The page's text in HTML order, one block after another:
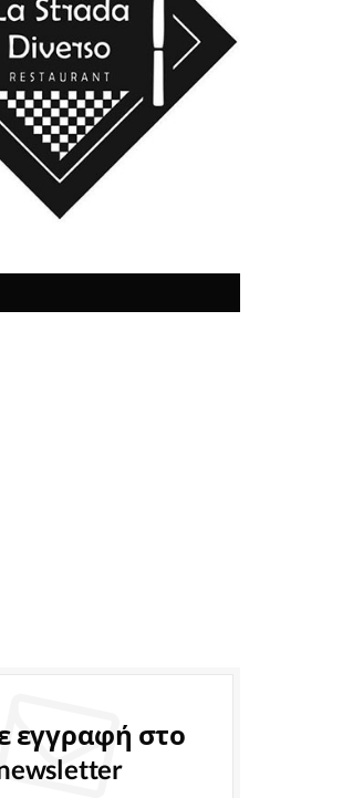
εγγραφή στο